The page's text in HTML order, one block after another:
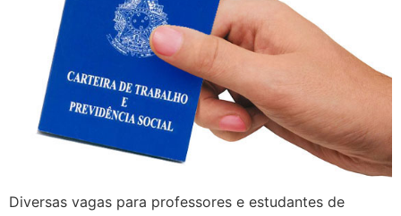
Diversas vagas para professores e estudantes de